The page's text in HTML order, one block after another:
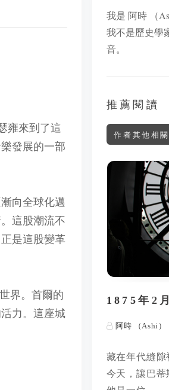
雍來到了這
發展的一部
向全球化邁
這股潮流不
是這股變革
界。首爾的
力。這座城
我是 阿時 （
我不是歷史學
音。
推薦閱讀
作者其他相
1875年2
阿時 （Ashi）
藏在年代縫隙
今天，讓巴蒂